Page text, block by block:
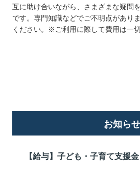
互に助け合いながら、さまざまな疑問
です。専門知識などでご不明点があり
ください。※ご利用に際して費用は一切
お知らせ
【給与】子ども・子育て支援